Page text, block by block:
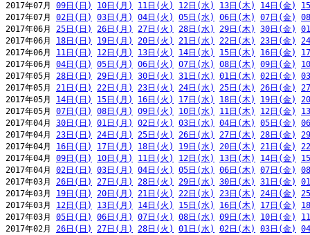
2017年07月 09日(日) 10日(月) 11日(火) 12日(水) 13日(木) 14日(金)
2017年07月 02日(日) 03日(月) 04日(火) 05日(水) 06日(木) 07日(金)
2017年06月 25日(日) 26日(月) 27日(火) 28日(水) 29日(木) 30日(金)
2017年06月 18日(日) 19日(月) 20日(火) 21日(水) 22日(木) 23日(金)
2017年06月 11日(日) 12日(月) 13日(火) 14日(水) 15日(木) 16日(金)
2017年06月 04日(日) 05日(月) 06日(火) 07日(水) 08日(木) 09日(金)
2017年05月 28日(日) 29日(月) 30日(火) 31日(水) 01日(木) 02日(金)
2017年05月 21日(日) 22日(月) 23日(火) 24日(水) 25日(木) 26日(金)
2017年05月 14日(日) 15日(月) 16日(火) 17日(水) 18日(木) 19日(金)
2017年05月 07日(日) 08日(月) 09日(火) 10日(水) 11日(木) 12日(金)
2017年04月 30日(日) 01日(月) 02日(火) 03日(水) 04日(木) 05日(金)
2017年04月 23日(日) 24日(月) 25日(火) 26日(水) 27日(木) 28日(金)
2017年04月 16日(日) 17日(月) 18日(火) 19日(水) 20日(木) 21日(金)
2017年04月 09日(日) 10日(月) 11日(火) 12日(水) 13日(木) 14日(金)
2017年04月 02日(日) 03日(月) 04日(火) 05日(水) 06日(木) 07日(金)
2017年03月 26日(日) 27日(月) 28日(火) 29日(水) 30日(木) 31日(金)
2017年03月 19日(日) 20日(月) 21日(火) 22日(水) 23日(木) 24日(金)
2017年03月 12日(日) 13日(月) 14日(火) 15日(水) 16日(木) 17日(金)
2017年03月 05日(日) 06日(月) 07日(火) 08日(水) 09日(木) 10日(金)
2017年02月 26日(日) 27日(月) 28日(火) 01日(水) 02日(木) 03日(金)